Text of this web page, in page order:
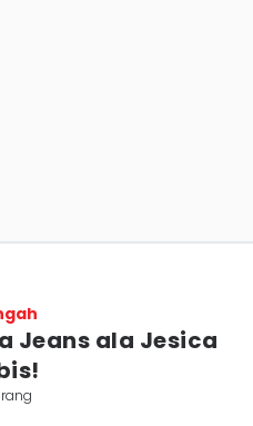
Jeans ala Jesica